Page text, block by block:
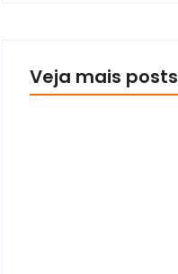
Veja mais posts